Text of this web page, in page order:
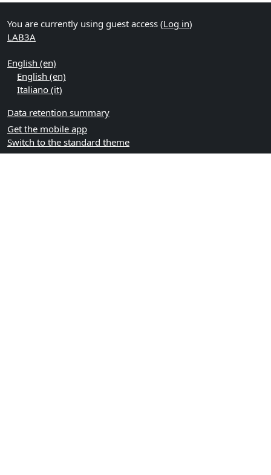
You are currently using guest access (Log in)
LAB3A
English ‎(en)‎
English ‎(en)‎
Italiano ‎(it)‎
Data retention summary
Get the mobile app
Switch to the standard theme